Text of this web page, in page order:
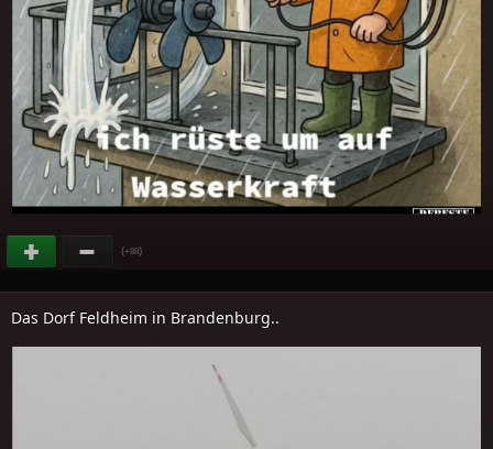
(+88)
Das Dorf Feldheim in Brandenburg..